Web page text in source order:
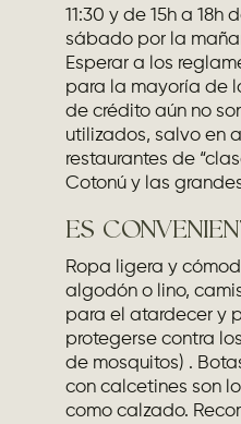
11:30 y de 15h a 18h
sábado por la
Esperar a los
para la mayoría de
de crédito aún no
utilizados, salvo en
restaurantes de
Cotonú y las
ES
Ropa ligera y
algodón o lino,
para el atardecer y
protegerse contra
de mosquitos) .
con calcetines son
como calzado.